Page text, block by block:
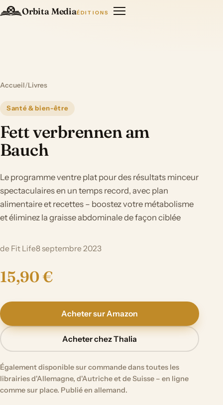
Orbita MediaÉDITIONS
Accueil/Livres
Santé & bien-être
Fett verbrennen am
Bauch
Le programme ventre plat pour des résultats minceur
spectaculaires en un temps record, avec plan
alimentaire et recettes – boostez votre métabolisme
et éliminez la graisse abdominale de façon ciblée
de Fit Life8 septembre 2023
15,90 €
Acheter sur Amazon
Acheter chez Thalia
Également disponible sur commande dans toutes les
librairies d'Allemagne, d'Autriche et de Suisse – en ligne
comme sur place. Publié en allemand.